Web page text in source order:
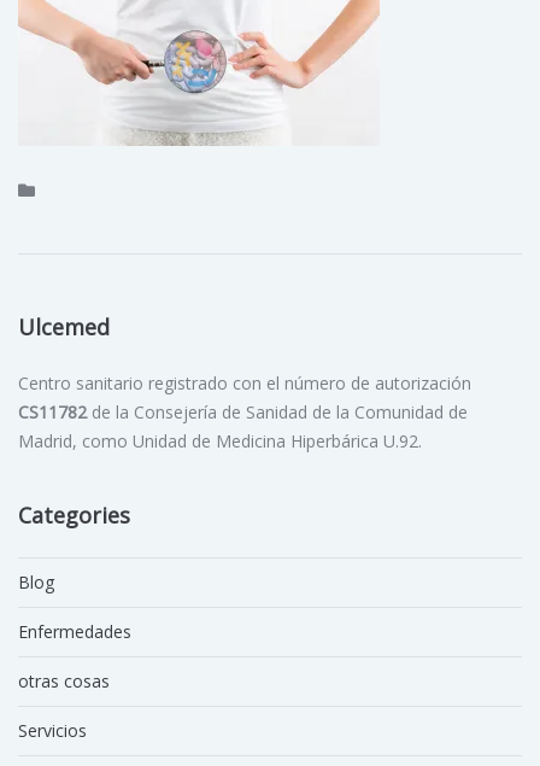
Ulcemed
Centro sanitario registrado con el número de autorización
CS11782de la Consejería de Sanidad de la Comunidad de
Madrid, como Unidad de Medicina Hiperbárica U.92.
Categories
Blog
Enfermedades
otras cosas
Servicios